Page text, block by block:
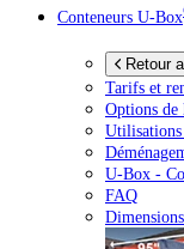
Conteneurs U-Box
Retour
Tarifs et
Options de
Utilisations
U-Box -
FAQ